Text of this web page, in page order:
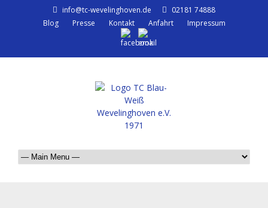
info@tc-wevelinghoven.de
02181 74888
Blog
Presse Kontakt Anfahrt Impressum